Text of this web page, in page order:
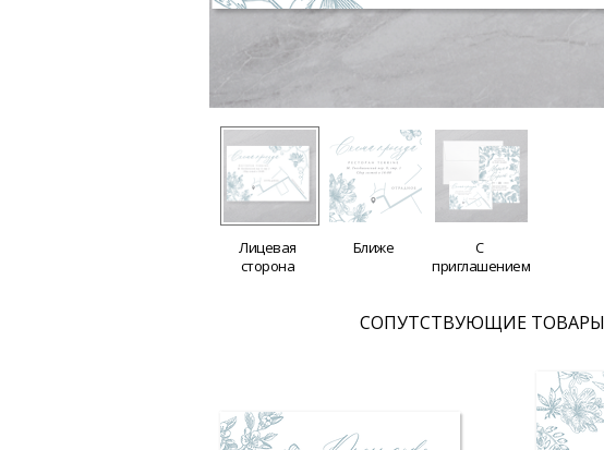
Лицевая
сторона
Ближе
С
приглашением
CОПУТСТВУЮЩИЕ ТОВАРЫ